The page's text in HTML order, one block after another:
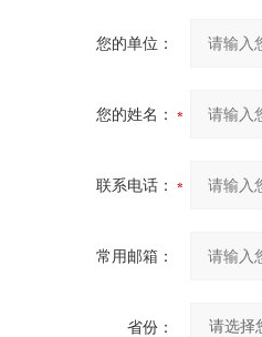
您的单位：
您的姓名：
联系电话：
常用邮箱：
省份：